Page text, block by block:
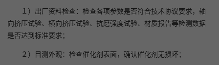
１）出厂资料检查：检查各项参数是否符合技术协议要求，轴
向挤压试验、横向挤压试验、抗磨强度试验、材质报告等检测数据
是否达到标准要求；
２）目测外观：检查催化剂表面，确认催化剂无损坏；